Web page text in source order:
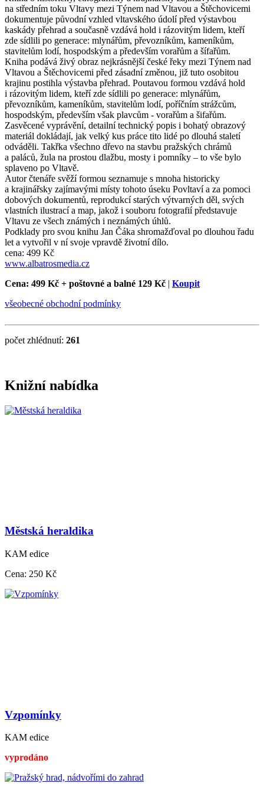
na středním toku Vltavy mezi Týnem nad Vltavou a Štěchovicemi
dokumentuje původní vzhled vltavského údolí před výstavbou
kaskády přehrad a současně vzdává hold i rázovitým lidem, kteří
zde sídlili po generace: mlynářům, převozníkům, kameníkům,
stavitelům lodí, hospodským a především vorařům a šífařům.
Kniha podává živý obraz nejkrásnější české řeky mezi Týnem nad
Vltavou a Štěchovicemi před zásadní změnou, již tuto osobitou
krajinu postihla výstavba přehrad. Poutavou formou vzdává hold
i rázovitým lidem, kteří zde sídlili po generace: mlynářům,
převozníkům, kameníkům, stavitelům lodí, poříčním strážcům,
hospodským, především však plavcům - vorařům a šifařům.
Zasvěcené vyprávění, detailní technický popis i bohatý obrazový
materiál dokládají, jak velký kus práce tito lidé po dlouhá staletí
odváděli. Takřka všechno dřevo na stavbu pražských chrámů
a paláců, žula na prostou dlažbu, mosty i pomníky – to vše bylo
splaveno po Vltavě.
Autor čtenáře svěží formou seznamuje s mnoha historicky
a krajinářsky zajímavými místy tohoto úseku Povltaví a za pomoci
dobových dokumentů, reprodukcí starých výtvarných děl, svých
vlastních ilustrací a map, jakož i souboru fotografií představuje
Vltavu ze všech známých i neznámých úhlů.
Podklady pro svou knihu Jan Čáka shromažďoval po dlouhou řadu
let a vytvořil v ní svoje vpravdě životní dílo.
cena: 499 Kč
www.albatrosmedia.cz
Cena: 499 Kč + poštovné a balné 129 Kč | Koupit
všeobecné obchodní podmínky
počet zhlédnutí: 261
Knižní nabídka
Městská heraldika
KAM edice
Cena: 250 Kč
Vzpomínky
KAM edice
vyprodáno